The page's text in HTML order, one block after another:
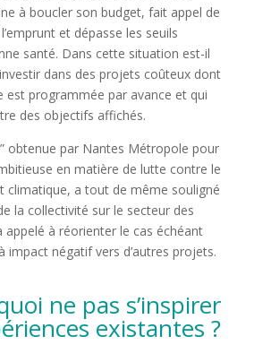
à boucler son budget, fait appel de
et dépasse les seuils
santé. Dans cette situation est-il
dans des projets coûteux dont
est programmée par avance et qui
des objectifs affichés.
obtenue par Nantes Métropole pour
en matière de lutte contre le
climatique, a tout de même souligné
la collectivité sur le secteur des
appelé à réorienter le cas échéant
impact négatif vers d’autres projets.
ne pas s’inspirer
existantes ?